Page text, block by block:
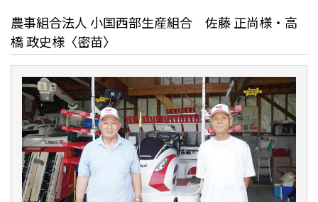
農事組合法人 小国西部生産組合 佐藤 正尚様・高
橋 政史様〈密苗〉